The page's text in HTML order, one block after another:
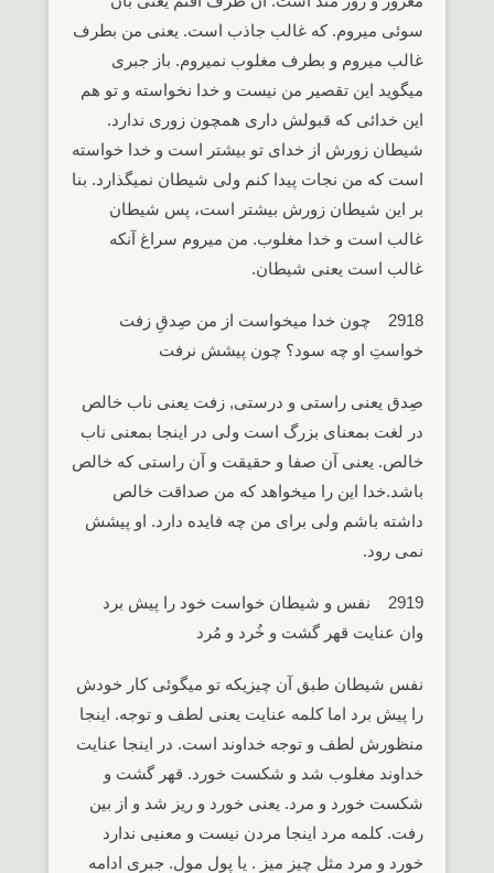
سوئی میروم. که غالب جاذب است. یعنی من بطرف
غالب میروم و بطرف مغلوب نمیروم. باز جبری
میگوید این تقصیر من نیست و خدا نخواسته و تو هم
این خدائی که قبولش داری همچون زوری ندارد.
شیطان زورش از خدای تو بیشتر است و خدا خواسته
است که من نجات پیدا کنم ولی شیطان نمیگذارد. بنا
بر این شیطان زورش بیشتر است، پس شیطان
غالب است و خدا مغلوب. من میروم سراغ آنکه
غالب است یعنی شیطان.
2918 چون خدا میخواست از من صِدقِ زفت
خواستِ او چه سود؟ چون پیشش نرفت
صِدق یعنی راستی و درستی, زفت یعنی ناب خالص
در لغت بمعنای بزرگ است ولی در اینجا بمعنی ناب
خالص. یعنی آن صفا و حقیقت و آن راستی که خالص
باشد.خدا این را میخواهد که من صداقت خالص
داشته باشم ولی برای من چه فایده دارد. او پیشش
نمی رود.
2919 نفس و شیطان خواست خود را پیش برد
وان عنایت قهر گشت و خُرد و مُرد
نفس شیطان طبق آن چیزیکه تو میگوئی کار خودش
را پیش برد اما کلمه عنایت یعنی لطف و توجه. اینجا
منظورش لطف و توجه خداوند است. در اینجا عنایت
خداوند مغلوب شد و شکست خورد. قهر گشت و
شکست خورد و مرد. یعنی خورد و ریز شد و از بین
رفت. کلمه مرد اینجا مردن نیست و معنیی ندارد
خورد و مرد مثل چیز میز . یا پول مول. جبری ادامه